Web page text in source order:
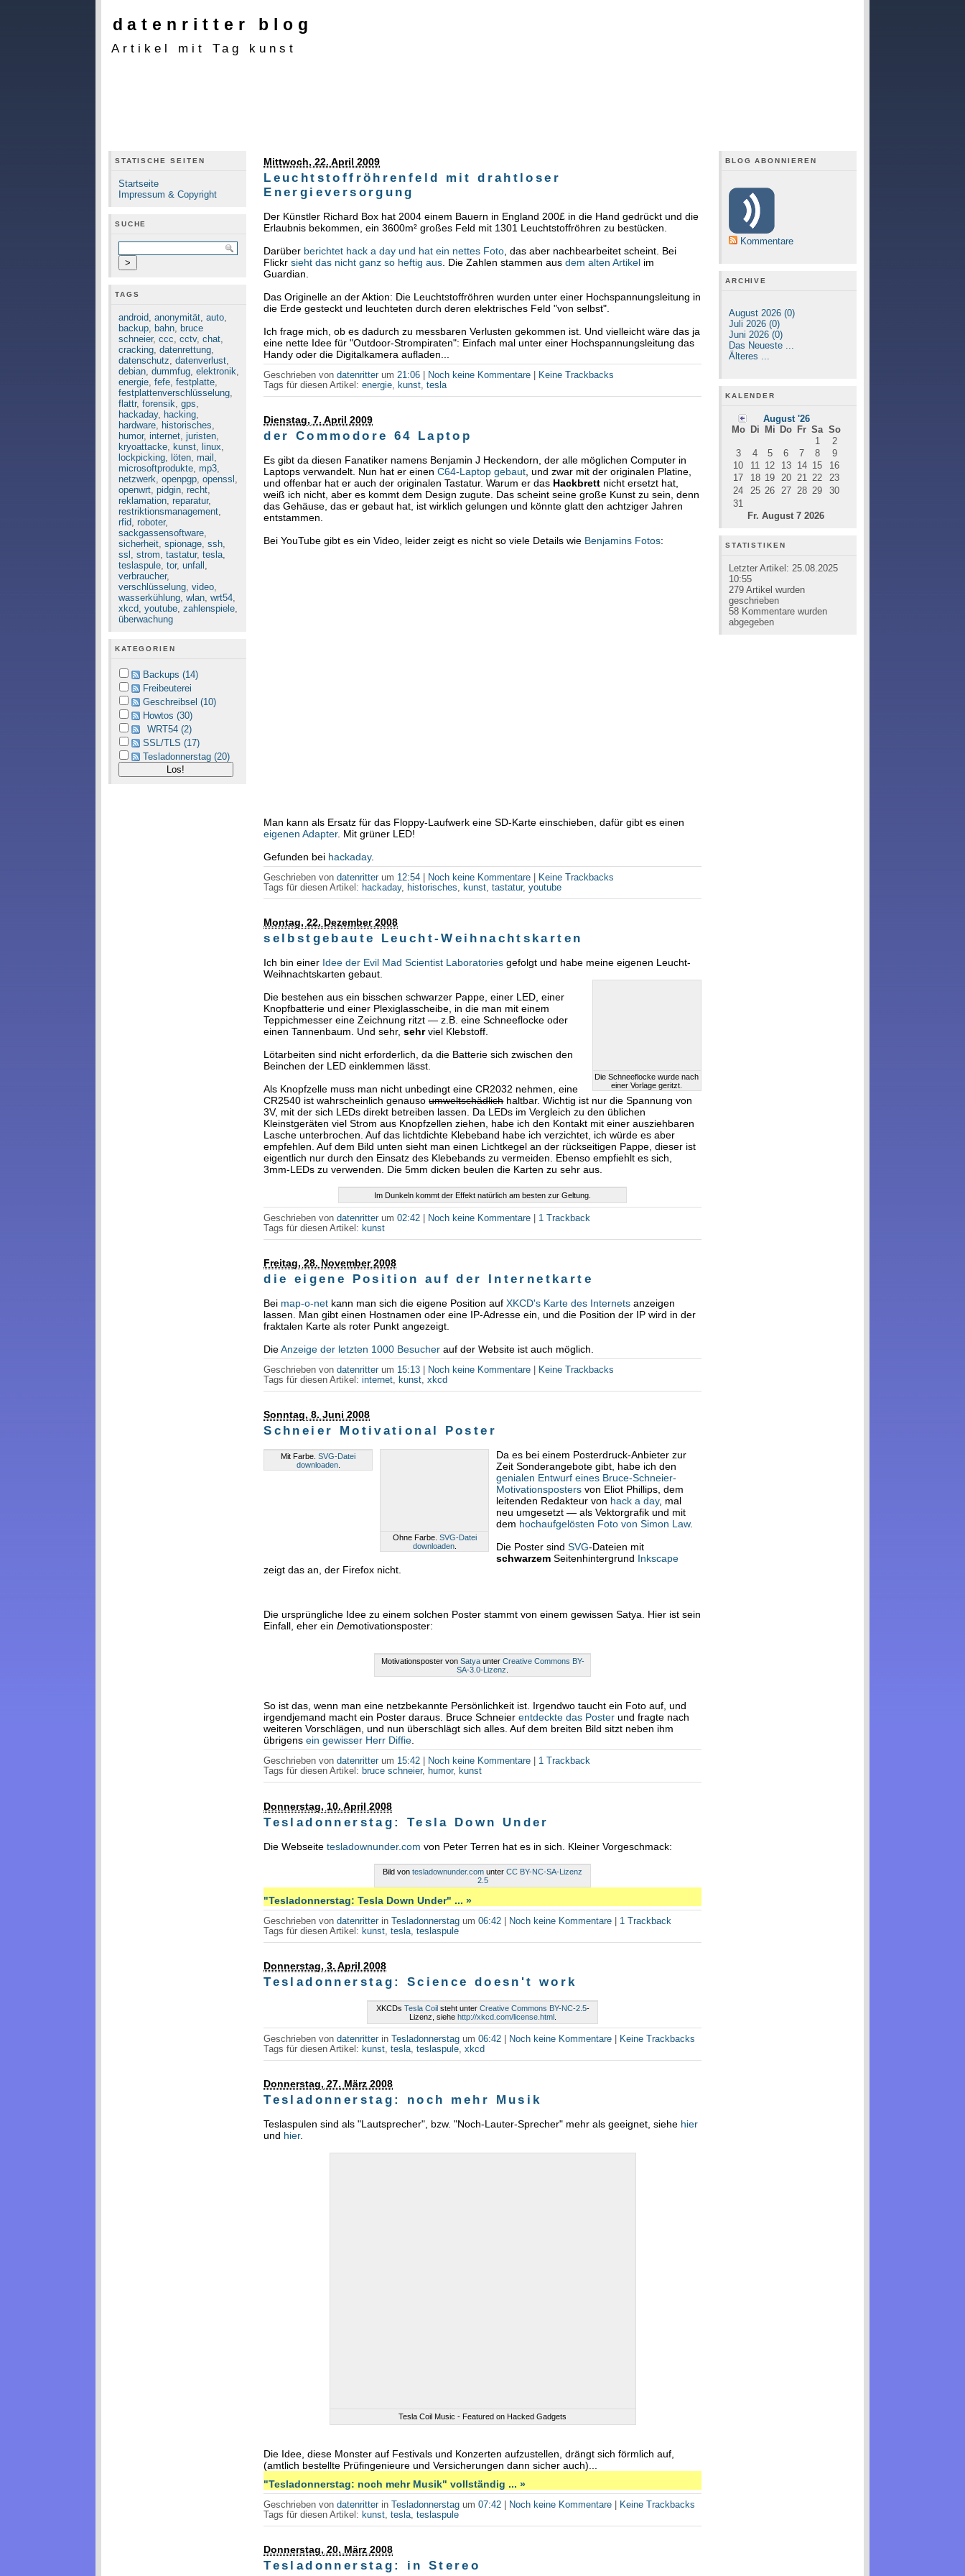
datenritter blog
Artikel mit Tag kunst
STATISCHE SEITEN
Startseite
Impressum & Copyright
SUCHE
TAGS
android, anonymität, auto,
backup, bahn, bruce
schneier, ccc, cctv, chat,
cracking, datenrettung,
datenschutz, datenverlust,
debian, dummfug, elektronik,
energie, fefe, festplatte,
festplattenverschlüsselung,
flattr, forensik, gps,
hackaday, hacking,
hardware, historisches,
humor, internet, juristen,
kryoattacke, kunst, linux,
lockpicking, löten, mail ,
microsoftprodukte, mp3,
netzwerk, openpgp, openssl ,
openwrt, pidgin, recht,
reklamation, reparatur,
restriktionsmanagement,
rfid, roboter,
sackgassensoftware,
sicherheit, spionage, ssh,
ssl , strom, tastatur, tesla,
teslaspule, tor, unfall ,
verbraucher,
verschlüsselung, video,
wasserkühlung, wlan, wrt54,
xkcd, youtube, zahlenspiele,
überwachung
KATEGORIEN
Backups (14)
Freibeuterei
Geschreibsel (10)
Howtos (30)
WRT54 (2)
SSL/TLS (17)
Tesladonnerstag (20)
Mittwoch, 22. April 2009
Leuchtstoffröhrenfeld mit drahtloser
Energieversorgung
Der Künstler Richard Box hat 2004 einem Bauern in England 200£ in die Hand gedrückt und die
Erlaubnis bekommen, ein 3600m² großes Feld mit 1301 Leuchtstoffröhren zu bestücken.
Darüber berichtet hack a day und hat ein nettes Foto , das aber nachbearbeitet scheint. Bei
Flickrsieht das nicht ganz so heftig aus . Die Zahlen stammen ausdem alten Artikel im
Guardian.
Das Originelle an der Aktion: Die Leuchtstoffröhren wurden unter einer Hochspannungsleitung in
die Erde gesteckt und leuchteten durch deren elektrisches Feld "von selbst".
Ich frage mich, ob es dadurch zu messbaren Verlusten gekommen ist. Und vielleicht wäre das ja
eine nette Idee für "Outdoor-Strompiraten": Einfach mal unter einer Hochspannungsleitung das
Handy oder die Digitalkamera aufladen...
Geschrieben vondatenritterum21:06 Noch keine Kommentare
Keine Trackbacks
Tags für diesen Artikel:energie, kunst,tesla
Dienstag, 7. April 2009
der Commodore 64 Laptop
Es gibt da diesen Fanatiker namens Benjamin J Heckendorn, der alle möglichen Computer in
Laptops verwandelt. Nun hat er einenC64-Laptop gebaut , und zwar mit der originalen Platine,
und offenbar hat er auch der originalen Tastatur. Warum er das Hackbrett nicht ersetzt hat,
weiß ich nicht, aber es kommt dem Design zugute. Das scheint seine große Kunst zu sein, denn
das Gehäuse, das er gebaut hat, ist wirklich gelungen und könnte glatt den achtziger Jahren
entstammen.
Bei YouTube gibt es ein Video, leider zeigt es nicht so viele Details wie Benjamins Fotos:
Man kann als Ersatz für das Floppy-Laufwerk eine SD-Karte einschieben, dafür gibt es einen
eigenen Adapter. Mit grüner LED!
Gefunden bei hackaday.
Geschrieben vondatenritterum 12:54 Noch keine Kommentare
Keine Trackbacks
Tags für diesen Artikel: hackaday, historisches, kunst,tastatur,youtube
Montag, 22. Dezember 2008
selbstgebaute Leucht-Weihnachtskarten
Ich bin einer Idee der Evil Mad Scientist Laboratories gefolgt und habe meine eigenen Leucht-
Weihnachtskarten gebaut.
Die Schneeflocke wurde nach
einer Vorlage geritzt.
Die bestehen aus ein bisschen schwarzer Pappe, einer LED, einer
Knopfbatterie und einer Plexiglasscheibe, in die man mit einem
Teppichmesser eine Zeichnung ritzt — z.B. eine Schneeflocke oder
einen Tannenbaum. Und sehr,sehrviel Klebstoff.
Lötarbeiten sind nicht erforderlich, da die Batterie sich zwischen den
Beinchen der LED einklemmen lässt.
Als Knopfzelle muss man nicht unbedingt eine CR2032 nehmen, eine
CR2540 ist wahrscheinlich genausoumweltschädlichhaltbar. Wichtig ist nur die Spannung von
3V, mit der sich LEDs direkt betreiben lassen. Da LEDs im Vergleich zu den üblichen
Kleinstgeräten viel Strom aus Knopfzellen ziehen, habe ich den Kontakt mit einer ausziehbaren
Lasche unterbrochen. Auf das lichtdichte Klebeband habe ich verzichtet, ich würde es aber
empfehlen. Auf dem Bild unten sieht man einen Lichtkegel an der rückseitigen Pappe, dieser ist
eigentlich nur durch den Einsatz des Klebebands zu vermeiden. Ebenso empfiehlt es sich,
3mm-LEDs zu verwenden. Die 5mm dicken beulen die Karten zu sehr aus.
Im Dunkeln kommt der Effekt natürlich am besten zur Geltung.
Geschrieben vondatenritterum02:42 Noch keine Kommentare
1 Trackback
Tags für diesen Artikel: kunst
Freitag, 28. November 2008
die eigene Position auf der Internetkarte
Bei map-o-net kann man sich die eigene Position aufXKCD's Karte des Internets anzeigen
lassen. Man gibt einen Hostnamen oder eine IP-Adresse ein, und die Position der IP wird in der
fraktalen Karte als roter Punkt angezeigt.
DieAnzeige der letzten 1000 Besucher auf der Website ist auch möglich.
Geschrieben vondatenritterum 15:13 Noch keine Kommentare
Keine Trackbacks
Tags für diesen Artikel:internet, kunst,xkcd
Sonntag, 8. Juni 2008
Schneier Motivational Poster
Mit Farbe.SVG-Datei
downloaden.
Ohne Farbe. SVG-Datei
downloaden.
Da es bei einem Posterdruck-Anbieter zur
Zeit Sonderangebote gibt, habe ich den
genialen Entwurf eines Bruce-Schneier-
Motivationsposters von Eliot Phillips, dem
leitenden Redakteur von hack a day, mal
neu umgesetzt — als Vektorgrafik und mit
dem hochaufgelösten Foto von Simon Law.
Die Poster sindSVG-Dateien mit
schwarzem Seitenhintergrund Inkscape
zeigt das an, der Firefox nicht.
Die ursprüngliche Idee zu einem solchen Poster stammt von einem gewissen Satya. Hier ist sein
Einfall, eher einDemotivationsposter:
Motivationsposter von Satyaunter Creative Commons BY-
SA-3.0-Lizenz.
So ist das, wenn man eine netzbekannte Persönlichkeit ist. Irgendwo taucht ein Foto auf, und
irgendjemand macht ein Poster daraus. Bruce Schneierentdeckte das Poster und fragte nach
weiteren Vorschlägen, und nun überschlägt sich alles. Auf dem breiten Bild sitzt neben ihm
übrigensein gewisser Herr Diffie.
Geschrieben vondatenritterum 15:42 Noch keine Kommentare
1 Trackback
Tags für diesen Artikel: bruce schneier, humor, kunst
Donnerstag, 10. April 2008
Tesladonnerstag: Tesla Down Under
Die Webseitetesladownunder.com von Peter Terren hat es in sich. Kleiner Vorgeschmack:
Bild von tesladownunder.com unter CC BY-NC-SA-Lizenz
2.5
"Tesladonnerstag: Tesla Down Under" ... »
Geschrieben vondatenritterinTesladonnerstag um06:42 Noch keine Kommentare
1 Trackback
Tags für diesen Artikel: kunst ,tesla ,teslaspule
Donnerstag, 3. April 2008
Tesladonnerstag: Science doesn't work
XKCDs Tesla Coilsteht unter Creative Commons BY-NC-2.5-
Lizenz, siehe http://xkcd.com/license.html.
Geschrieben vondatenritterin Tesladonnerstag um06:42 Noch keine Kommentare
Keine Trackbacks
Tags für diesen Artikel: kunst,tesla,teslaspule,xkcd
Donnerstag, 27. März 2008
Tesladonnerstag: noch mehr Musik
Teslaspulen sind als "Lautsprecher", bzw. "Noch-Lauter-Sprecher" mehr als geeignet, siehe hier
und hier.
Tesla Coil Music - Featured on Hacked Gadgets
Die Idee, diese Monster auf Festivals und Konzerten aufzustellen, drängt sich förmlich auf,
(amtlich bestellte Prüfingenieure und Versicherungen dann sicher auch)...
"Tesladonnerstag: noch mehr Musik" vollständig ... »
Geschrieben vondatenritterinTesladonnerstag um07:42 Noch keine Kommentare
Keine Trackbacks
Tags für diesen Artikel: kunst ,tesla ,teslaspule
Donnerstag, 20. März 2008
Tesladonnerstag: in Stereo
BLOG ABONNIEREN
Kommentare
ARCHIVE
August 2026 (0)
Juli 2026 (0)
Juni 2026 (0)
Das Neueste ...
Älteres ...
KALENDER
August '26
Mo
Di Mi Do Fr Sa So
Fr. August 7 2026
1
2
3
4 5 6 7 8
9
10
11 12 13 14 15
16
17
18 19 20 21 22
23
24
25 26 27 28 29
30
31
STATISTIKEN
Letzter Artikel: 25.08.2025
10:55
279Artikel wurden
geschrieben
58Kommentare wurden
abgegeben